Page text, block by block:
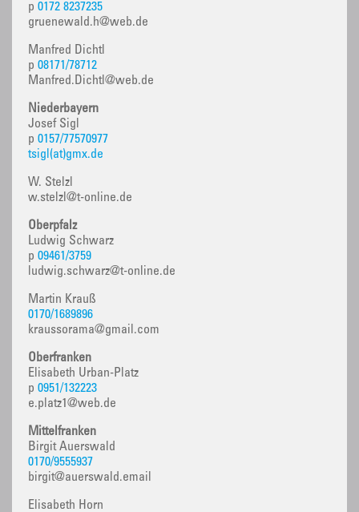
p 0172 8237235
gruenewald.h@web.de
Manfred Dichtl
p 08171/78712
Manfred.Dichtl@web.de
Niederbayern
Josef Sigl
p 0157/77570977
tsigl(at)gmx.de
W. Stelzl
w.stelzl@t-online.de
Oberpfalz
Ludwig Schwarz
p 09461/3759
ludwig.schwarz@t-online.de
Martin Krauß
0170/1689896
kraussorama@gmail.com
Oberfranken
Elisabeth Urban-Platz
p 0951/132223
e.platz1@web.de
Mittelfranken
Birgit Auerswald
0170/9555937
birgit@auerswald.email
Elisabeth Horn